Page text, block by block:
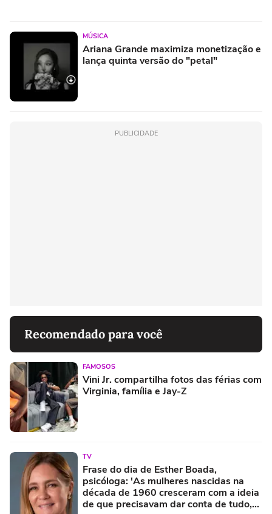
MÚSICA
Ariana Grande maximiza monetização e
lança quinta versão do "petal"
PUBLICIDADE
Recomendado para você
FAMOSOS
Vini Jr. compartilha fotos das férias com
Virginia, família e Jay-Z
TV
Frase do dia de Esther Boada,
psicóloga: 'As mulheres nascidas na
década de 1960 cresceram com a ideia
de que precisavam dar conta de tudo,